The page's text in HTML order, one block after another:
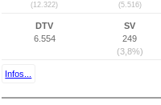
(12.322) (5.516)
DTV
6.554
SV
249
(3,8%)
Infos...